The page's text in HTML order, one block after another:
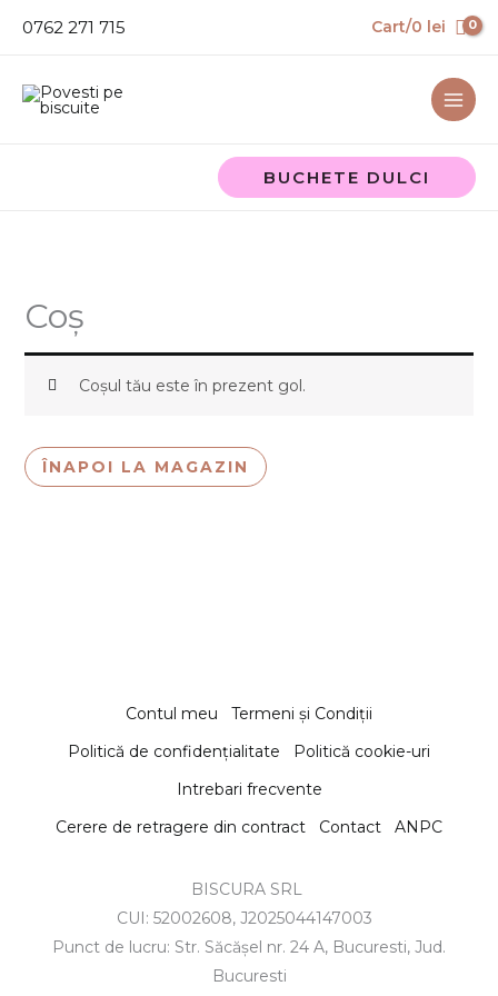
0762 271 715 Cart/0 lei
BUCHETE DULCI
Coș
Coșul tău este în prezent gol.
ÎNAPOI LA MAGAZIN
Contul meu
Termeni și Condiții
Politică de confidențialitate
Politică cookie-uri
Intrebari frecvente
Cerere de retragere din contract
Contact ANPC
BISCURA SRL
CUI: 52002608, J2025044147003
Punct de lucru: Str. Săcășel nr. 24 A, Bucuresti, Jud.
Bucuresti